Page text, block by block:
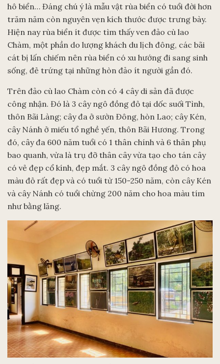
hô biển… Đáng chú ý là mẫu vật rùa biển có tuổi đời hơn
trăm năm còn nguyên vẹn kích thước được trưng bày.
Hiện nay rùa biển ít được tìm thấy ven đảo cù lao
Chàm, một phần do lượng khách du lịch đông, các bãi
cát bị lấn chiếm nên rùa biển có xu hướng đi sang sinh
sống, đẻ trứng tại những hòn đảo ít người gần đó.
Trên đảo cù lao Chàm còn có 4 cây di sản đã được
công nhận. Đó là 3 cây ngô đồng đỏ tại dốc suối Tình,
thôn Bãi Làng; cây đa ở sườn Đông, hòn Lao; cây Kén,
cây Nánh ở miếu tổ nghề yến, thôn Bãi Hương. Trong
đó, cây đa 600 năm tuổi có 1 thân chính và 6 thân phụ
bao quanh, vừa là trụ đỡ thân cây vừa tạo cho tán cây
có vẻ đẹp cổ kính, đẹp mắt. 3 cây ngô đồng đỏ có hoa
màu đỏ rất đẹp và có tuổi từ 150-250 năm, còn cây Kén
và cây Nánh có tuổi chừng 200 năm cho hoa màu tím
như bằng lăng.